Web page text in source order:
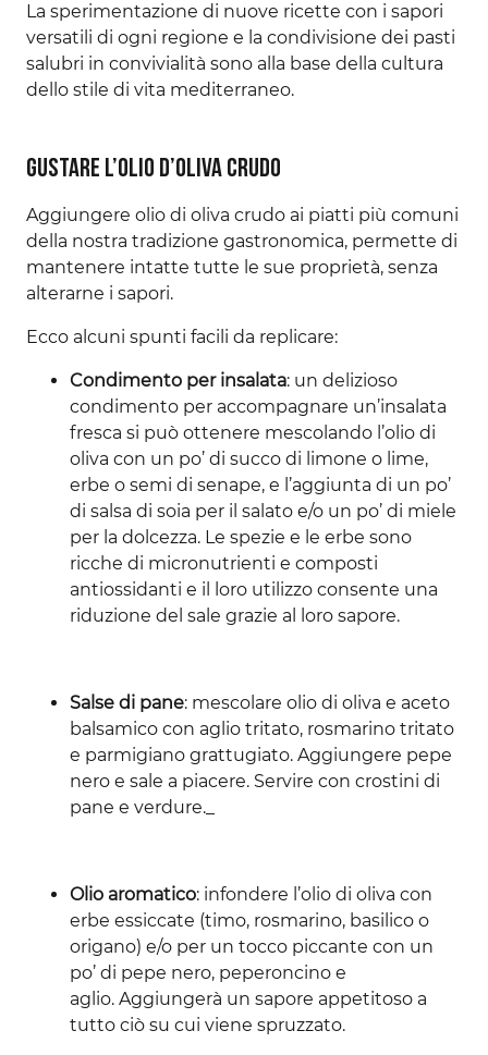
La sperimentazione di nuove ricette con i sapori
versatili di ogni regione e la condivisione dei pasti
salubri in convivialità sono alla base della cultura
dello stile di vita mediterraneo.
Gustare l’olio d’oliva crudo
Aggiungere olio di oliva crudo ai piatti più comuni
della nostra tradizione gastronomica, permette di
mantenere intatte tutte le sue proprietà, senza
alterarne i sapori.
Ecco alcuni spunti facili da replicare:
Condimento per insalata: un delizioso
condimento per accompagnare un’insalata
fresca si può ottenere mescolando l’olio di
oliva con un po’ di succo di limone o lime,
erbe o semi di senape, e l’aggiunta di un po’
di salsa di soia per il salato e/o un po’ di miele
per la dolcezza. Le spezie e le erbe sono
ricche di micronutrienti e composti
antiossidanti e il loro utilizzo consente una
riduzione del sale grazie al loro sapore.
Salse di pane: mescolare olio di oliva e aceto
balsamico con aglio tritato, rosmarino tritato
e parmigiano grattugiato. Aggiungere pepe
nero e sale a piacere. Servire con crostini di
pane e verdure._
Olio aromatico: infondere l’olio di oliva con
erbe essiccate (timo, rosmarino, basilico o
origano) e/o per un tocco piccante con un
po’ di pepe nero, peperoncino e
aglio. Aggiungerà un sapore appetitoso a
tutto ciò su cui viene spruzzato.